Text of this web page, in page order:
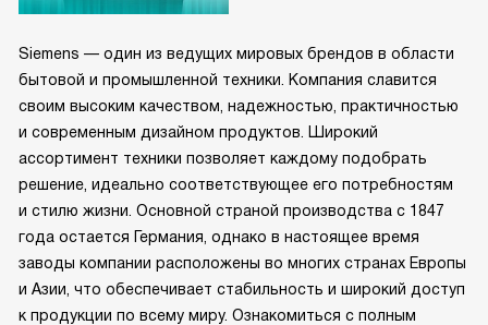
Siemens — один из ведущих мировых брендов в области
бытовой и промышленной техники. Компания славится
своим высоким качеством, надежностью, практичностью
и современным дизайном продуктов. Широкий
ассортимент техники позволяет каждому подобрать
решение, идеально соответствующее его потребностям
и стилю жизни. Основной страной производства с 1847
года остается Германия, однако в настоящее время
заводы компании расположены во многих странах Европы
и Азии, что обеспечивает стабильность и широкий доступ
к продукции по всему миру. Ознакомиться с полным